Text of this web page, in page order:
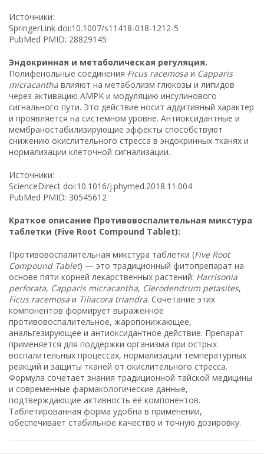
Источники:
SpringerLink doi:10.1007/s11418-018-1212-5
PubMed PMID: 28829145
Эндокринная и метаболическая регуляция.
Полифенольные соединения Ficus racemosa и Capparis
micracantha влияют на метаболизм глюкозы и липидов
через активацию AMPK и модуляцию инсулинового
сигнального пути. Это действие носит аддитивный характер
и проявляется на системном уровне. Антиоксидантные и
мембраностабилизирующие эффекты способствуют
снижению окислительного стресса в эндокринных тканях и
нормализации клеточной сигнализации.
Источники:
ScienceDirect doi:10.1016/j.phymed.2018.11.004
PubMed PMID: 30545612
Краткое описание Противовоспалительная микстура
таблетки (Five Root Compound Tablet):
Противовоспалительная микстура таблетки (Five Root
Compound Tablet) — это традиционный фитопрепарат на
основе пяти корней лекарственных растений: Harrisonia
perforata, Capparis micracantha, Clerodendrum petasites,
Ficus racemosa и Tiliacora triandra. Сочетание этих
компонентов формирует выраженное
противовоспалительное, жаропонижающее,
анальгезирующее и антиоксидантное действие. Препарат
применяется для поддержки организма при острых
воспалительных процессах, нормализации температурных
реакций и защиты тканей от окислительного стресса.
Формула сочетает знания традиционной тайской медицины
и современные фармакологические данные,
подтверждающие активность её компонентов.
Таблетированная форма удобна в применении,
обеспечивает стабильное качество и точную дозировку.